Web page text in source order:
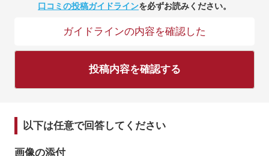
口コミの投稿ガイドラインを必ずお読みください。
ガイドラインの内容を確認した
投稿内容を確認する
以下は任意で回答してください
画像の添付